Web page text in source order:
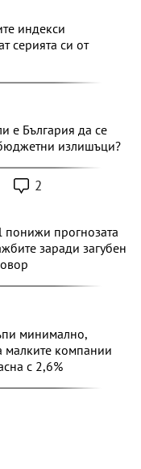
индекси
серията си от
е България да се
излишъци?
2
понижи прогнозата
заради загубен
минимално,
малките компании
с 2,6%